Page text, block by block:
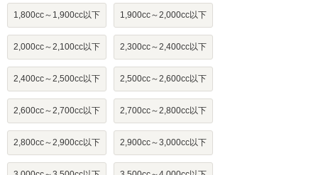
1,800cc～1,900cc以下 1,900cc～2,000cc以下
2,000cc～2,100cc以下 2,300cc～2,400cc以下
2,400cc～2,500cc以下 2,500cc～2,600cc以下
2,600cc～2,700cc以下 2,700cc～2,800cc以下
2,800cc～2,900cc以下 2,900cc～3,000cc以下